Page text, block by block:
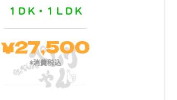
１ＤＫ・１ＬＤＫ
￥27,500
*消費税込